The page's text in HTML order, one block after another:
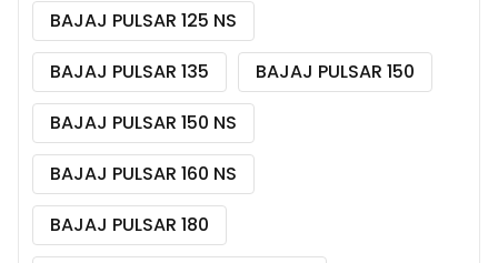
BAJAJ PULSAR 125 NS
BAJAJ PULSAR 135
BAJAJ PULSAR 150
BAJAJ PULSAR 150 NS
BAJAJ PULSAR 160 NS
BAJAJ PULSAR 180